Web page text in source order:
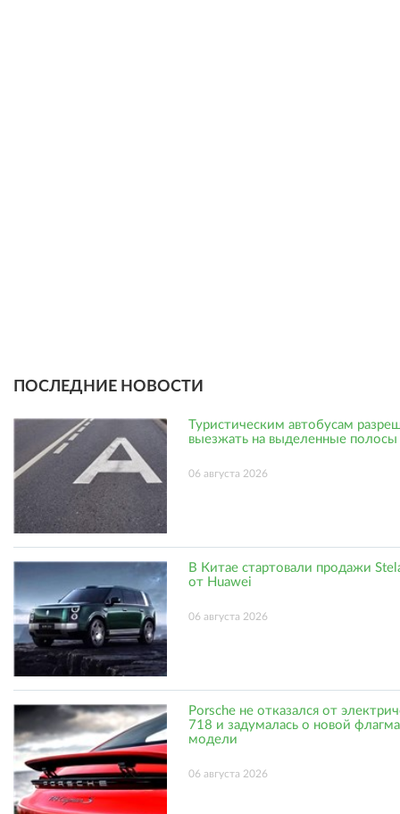
ПОСЛЕДНИЕ НОВОСТИ
Туристическим автобусам
выезжать на выделенные полосы
06 августа 2026
В Китае стартовали продажи
от Huawei
06 августа 2026
Porsche не отказался от
718 и задумалась о новой
модели
06 августа 2026